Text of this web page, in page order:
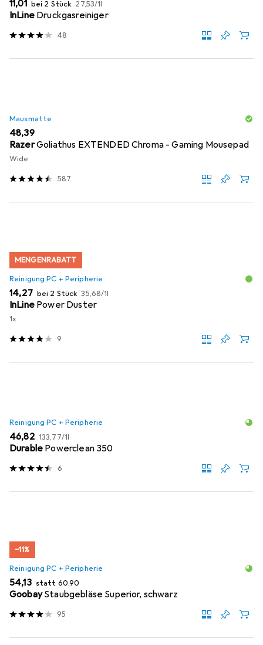
EUR
11,01 bei 2 Stück 27,53/1l
InLine Druckgasreiniger
48
Mausmatte
EUR
48,39
RazerGoliathus EXTENDED Chroma - Gaming Mousepad
Wide
587
MENGENRABATT
Reinigung PC + Peripherie
EUR
14,27 bei 2 Stück EUR
35,68/1l
InLine Power Duster
1x
9
Reinigung PC + Peripherie
EUR
46,82 EUR
133,77/1l
Durable Powerclean 350
6
−11%
Reinigung PC + Peripherie
EUR
54,13 statt EUR
60,90
Goobay Staubgebläse Superior, schwarz
95